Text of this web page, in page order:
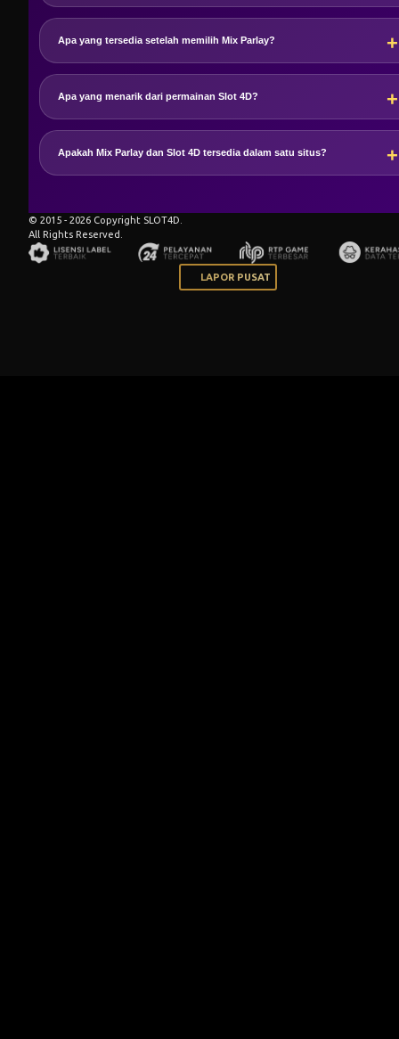
Apa yang tersedia setelah memilih Mix Parlay?
Apa yang menarik dari permainan Slot 4D?
Apakah Mix Parlay dan Slot 4D tersedia dalam satu situs?
© 2015 - 2026 Copyright SLOT4D.
All Rights Reserved.
LAPOR PUSAT